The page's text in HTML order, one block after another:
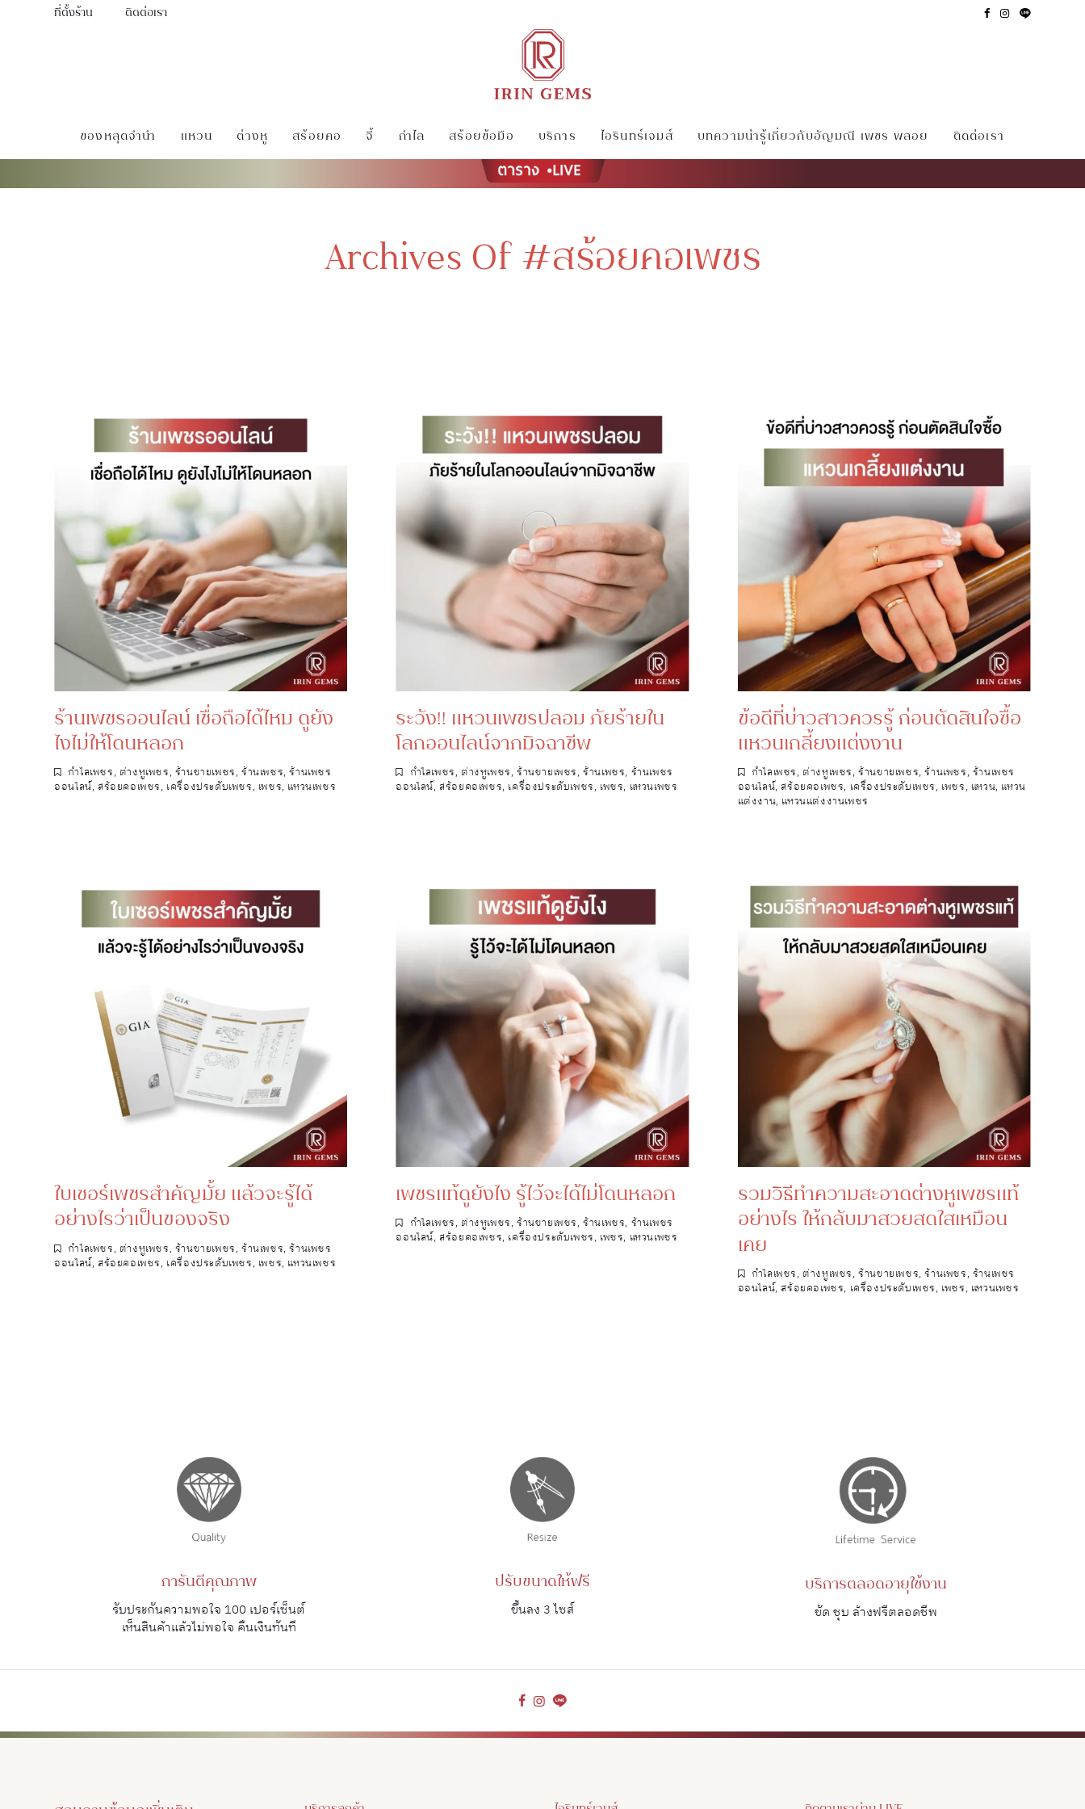
ที่ตั้งร้าน ติดต่อเรา
ของหลุดจำนำ แหวน ต่างหู สร้อยคอ จี้ กำไล สร้อยข้อมือ บริการ ไอรินทร์เจมส์ บทความน่ารู้เกี่ยวกับอัญมณี เพชร พลอย ติดต่อเรา
Archives Of #สร้อยคอเพชร
ร้านเพชรออนไลน์ เชื่อถือได้ไหม ดูยัง
ไงไม่ให้โดนหลอก
กำไลเพชร, ต่างหูเพชร, ร้านขายเพชร,ร้านเพชร,ร้านเพชร
ออนไลน์, สร้อยคอเพชร, เครื่องประดับเพชร, เพชร, แหวนเพชร
ระวัง!! แหวนเพชรปลอม ภัยร้ายใน
โลกออนไลน์จากมิจฉาชีพ
กำไลเพชร, ต่างหูเพชร,ร้านขายเพชร,ร้านเพชร, ร้านเพชร
ออนไลน์, สร้อยคอเพชร, เครื่องประดับเพชร, เพชร, แหวนเพชร
ข้อดีที่บ่าวสาวควรรู้ ก่อนตัดสินใจซื้อ
แหวนเกลี้ยงแต่งงาน
กำไลเพชร, ต่างหูเพชร,ร้านขายเพชร,ร้านเพชร, ร้านเพชร
ออนไลน์, สร้อยคอเพชร, เครื่องประดับเพชร, เพชร, แหวน, แหวน
แต่งงาน, แหวนแต่งงานเพชร
ใบเซอร์เพชรสำคัญมั้ย แล้วจะรู้ได้
อย่างไรว่าเป็นของจริง
กำไลเพชร, ต่างหูเพชร, ร้านขายเพชร,ร้านเพชร,ร้านเพชร
ออนไลน์, สร้อยคอเพชร, เครื่องประดับเพชร, เพชร, แหวนเพชร
เพชรแท้ดูยังไง รู้ไว้จะได้ไม่โดนหลอก
กำไลเพชร, ต่างหูเพชร,ร้านขายเพชร,ร้านเพชร, ร้านเพชร
ออนไลน์, สร้อยคอเพชร, เครื่องประดับเพชร, เพชร, แหวนเพชร
รวมวิธีทำความสะอาดต่างหูเพชรแท้
อย่างไร ให้กลับมาสวยสดใสเหมือน
เคย
กำไลเพชร, ต่างหูเพชร,ร้านขายเพชร,ร้านเพชร, ร้านเพชร
ออนไลน์, สร้อยคอเพชร, เครื่องประดับเพชร, เพชร, แหวนเพชร
การันตีคุณภาพ
รับประกันความพอใจ 100 เปอร์เซ็นต์
เห็นสินค้าแล้วไม่พอใจ คืนเงินทันที
ปรับขนาดให้ฟรี
ขึ้นลง 3 ไซส์
บริการตลอดอายุใช้งาน
ขัด ชุบ ล้างฟรีตลอดชีพ